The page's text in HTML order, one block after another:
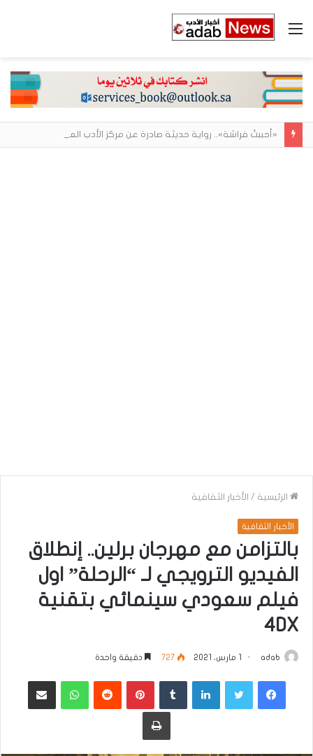
القائمة
الرئيسية / الأخبار الثقافية
الأخبار الثقافية
بالتزامن مع مهرجان برلين.. إنطلاق
الفيديو الترويجي لـ “الرحلة” اول
فيلم سعودي سينمائي بتقنية
4DX
adab 1 مارس، 2021 727 دقيقة واحدة
فيسبوكتويتر لينكدإن ‏Tumblr بينتيريست
‏Reddit واتساب مشاركة عبر البريد
طباعة